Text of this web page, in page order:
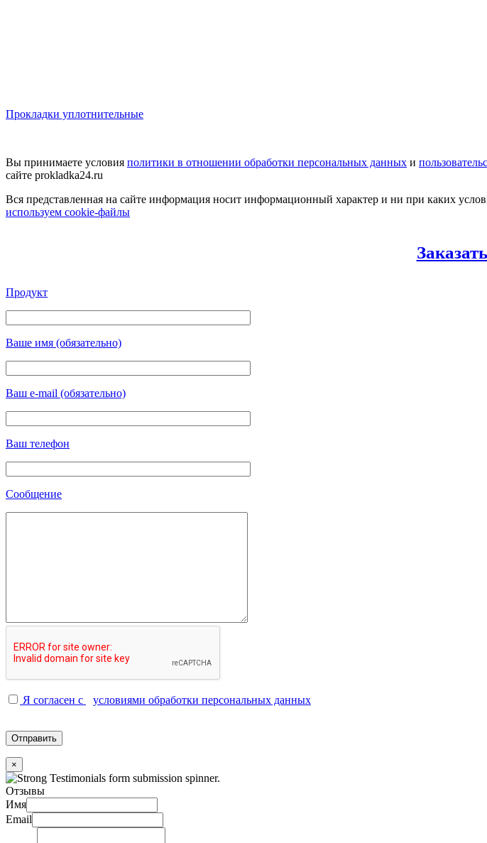
Прокладки уплотнительные
Вы принимаете условия политики в отношении обработки персональных данных и
сайте prokladka24.ru
Вся представленная на сайте информация носит информационный характер и ни при каких
используем cookie-файлы
Продукт
Ваше имя (обязательно)
Ваш e-mail (обязательно)
Ваш телефон
Сообщение
Я согласен с условиями обработки персональных данных
×
Отзывы
Имя
Email